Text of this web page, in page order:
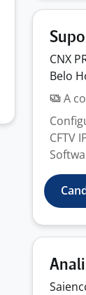
CNX
Belo
A
CFTV